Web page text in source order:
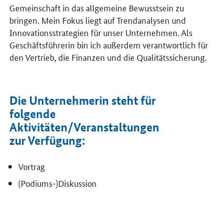
Gemeinschaft in das allgemeine Bewusstsein zu
bringen. Mein Fokus liegt auf Trendanalysen und
Innovationsstrategien für unser Unternehmen. Als
Geschäftsführerin bin ich außerdem verantwortlich für
den Vertrieb, die Finanzen und die Qualitätssicherung.
Die Unternehmerin steht für
folgende
Aktivitäten/Veranstaltungen
zur Verfügung:
Vortrag
(Podiums-)Diskussion